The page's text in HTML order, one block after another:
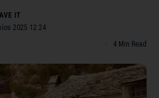
2025 12:24
4 Min Read